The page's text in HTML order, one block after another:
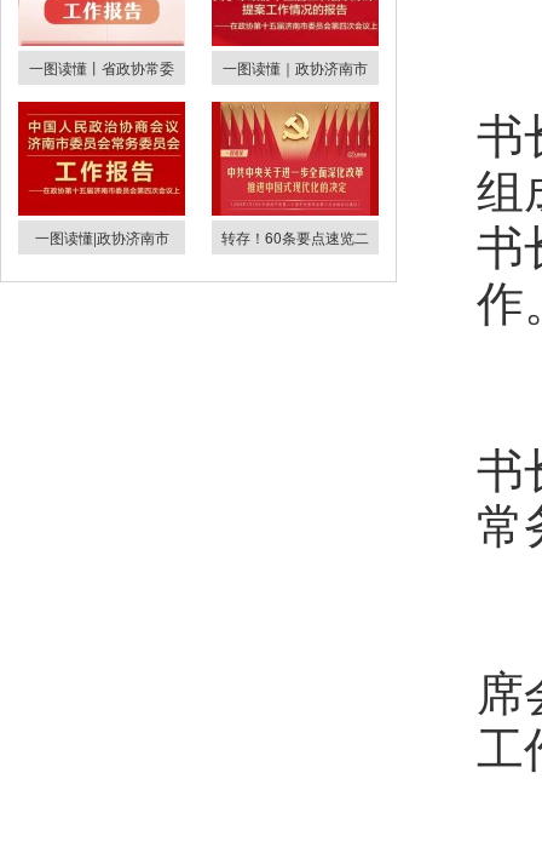
一图读懂丨省政协常委 一图读懂｜政协济南市
一图读懂|政协济南市 转存！60条要点速览二
书
组
书
作
书
常
席
工